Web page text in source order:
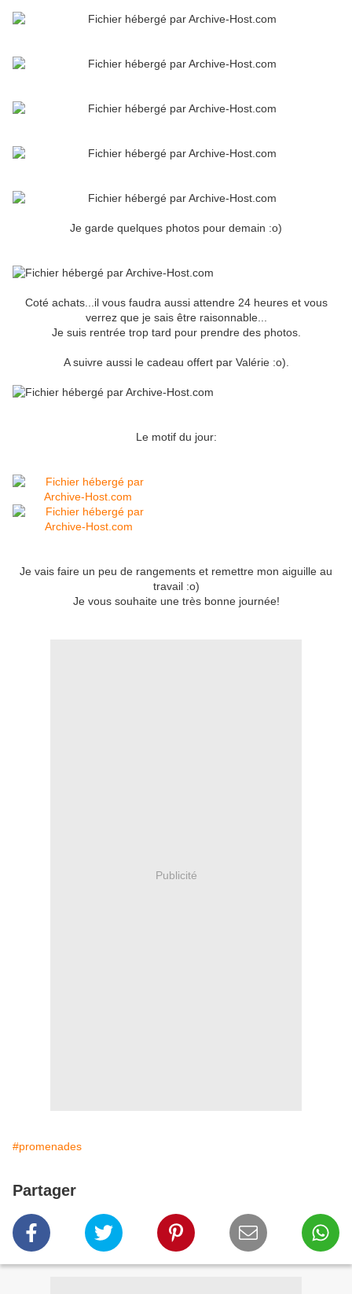
Je garde quelques photos pour demain :o)
Coté achats...il vous faudra aussi attendre 24 heures et vous
verrez que je sais être raisonnable...
Je suis rentrée trop tard pour prendre des photos.
A suivre aussi le cadeau offert par Valérie :o).
Le motif du jour:
Je vais faire un peu de rangements et remettre mon aiguille au
travail :o)
Je vous souhaite une très bonne journée!
Publicité
#promenades
Partager